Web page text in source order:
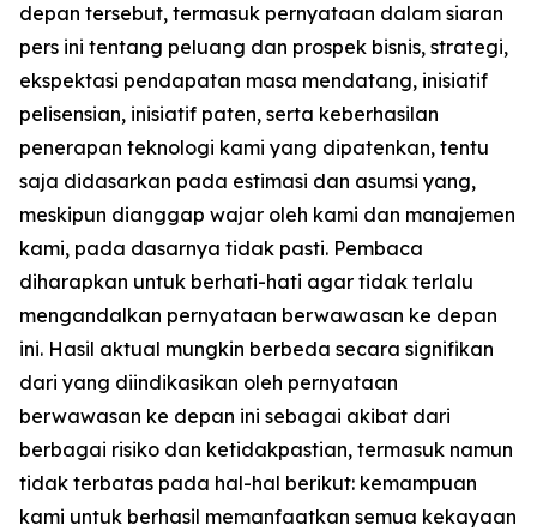
depan tersebut, termasuk pernyataan dalam siaran
pers ini tentang peluang dan prospek bisnis, strategi,
ekspektasi pendapatan masa mendatang, inisiatif
pelisensian, inisiatif paten, serta keberhasilan
penerapan teknologi kami yang dipatenkan, tentu
saja didasarkan pada estimasi dan asumsi yang,
meskipun dianggap wajar oleh kami dan manajemen
kami, pada dasarnya tidak pasti. Pembaca
diharapkan untuk berhati-hati agar tidak terlalu
mengandalkan pernyataan berwawasan ke depan
ini. Hasil aktual mungkin berbeda secara signifikan
dari yang diindikasikan oleh pernyataan
berwawasan ke depan ini sebagai akibat dari
berbagai risiko dan ketidakpastian, termasuk namun
tidak terbatas pada hal-hal berikut: kemampuan
kami untuk berhasil memanfaatkan semua kekayaan